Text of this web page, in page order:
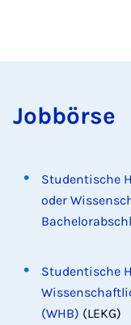
Job­bör­se
Studentische
oder
Studentische
(WHB) (LEKG)